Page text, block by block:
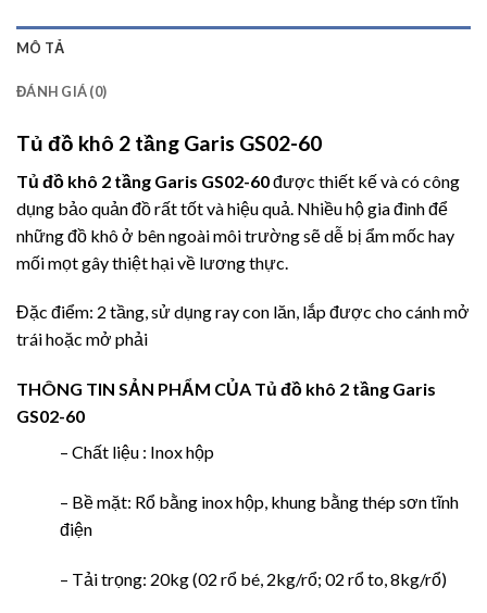
MÔ TẢ
ĐÁNH GIÁ (0)
Tủ đồ khô 2 tầng Garis GS02-60
Tủ đồ khô 2 tầng Garis GS02-60được thiết kế và có công
dụng bảo quản đồ rất tốt và hiệu quả. Nhiều hộ gia đình để
những đồ khô ở bên ngoài môi trường sẽ dễ bị ẩm mốc hay
mối mọt gây thiệt hại về lương thực.
Đặc điểm: 2 tầng, sử dụng ray con lăn, lắp được cho cánh mở
trái hoặc mở phải
THÔNG TIN SẢN PHẨM CỦA Tủ đồ khô 2 tầng Garis
GS02-60
– Chất liệu : Inox hộp
– Bề mặt: Rổ bằng inox hộp, khung bằng thép sơn tĩnh
điện
– Tải trọng: 20kg (02 rổ bé, 2kg/rổ; 02 rổ to, 8kg/rổ)